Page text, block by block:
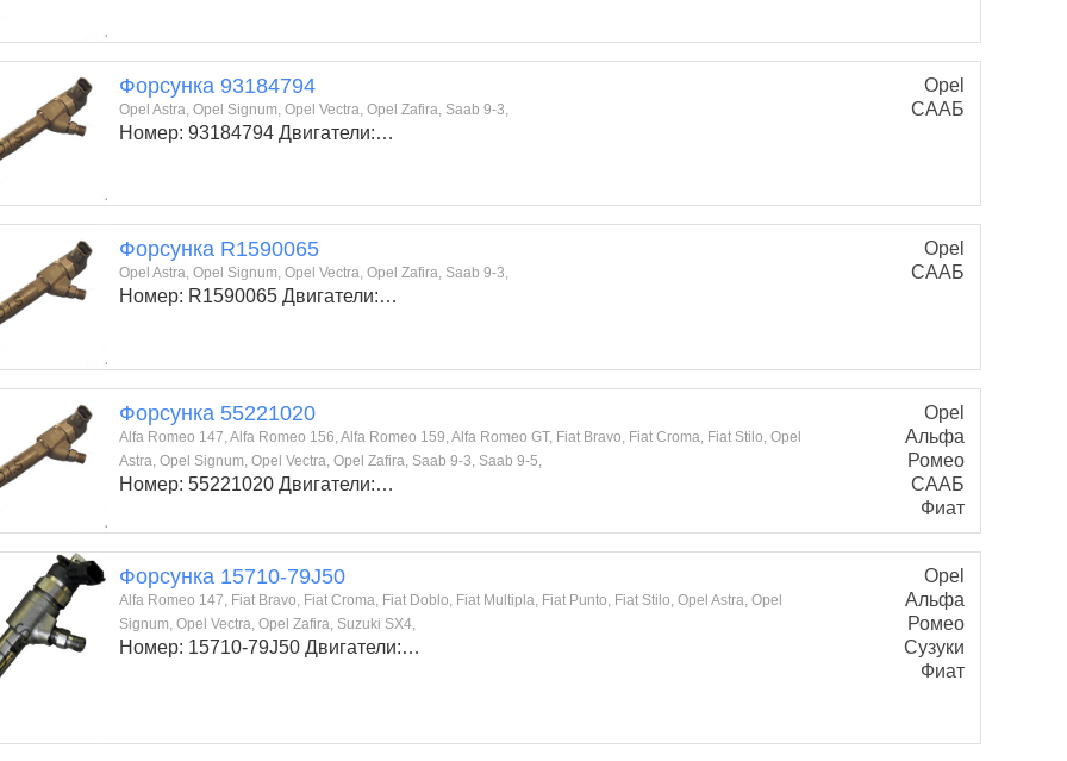
Форсунка 93184794
Opel Astra, Opel Signum, Opel Vectra, Opel Zafira, Saab 9-3,
Номер: 93184794 Двигатели:…
Opel
СААБ
Форсунка R1590065
Opel Astra, Opel Signum, Opel Vectra, Opel Zafira, Saab 9-3,
Номер: R1590065 Двигатели:…
Opel
СААБ
Форсунка 55221020
Alfa Romeo 147, Alfa Romeo 156, Alfa Romeo 159, Alfa Romeo GT, Fiat Bravo, Fiat Croma, Fiat Stilo, Opel
Astra, Opel Signum, Opel Vectra, Opel Zafira, Saab 9-3, Saab 9-5,
Номер: 55221020 Двигатели:…
Opel
Альфа
Ромео
СААБ
Фиат
Форсунка 15710-79J50
Alfa Romeo 147, Fiat Bravo, Fiat Croma, Fiat Doblo, Fiat Multipla, Fiat Punto, Fiat Stilo, Opel Astra, Opel
Signum, Opel Vectra, Opel Zafira, Suzuki SX4,
Номер: 15710-79J50 Двигатели:…
Opel
Альфа
Ромео
Сузуки
Фиат